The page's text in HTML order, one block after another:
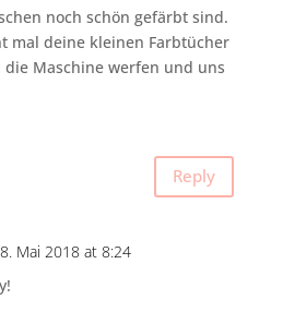
noch schön gefärbt sind.
mal deine kleinen Farbtücher
die Maschine werfen und uns
Reply
Mai 2018 at 8:24